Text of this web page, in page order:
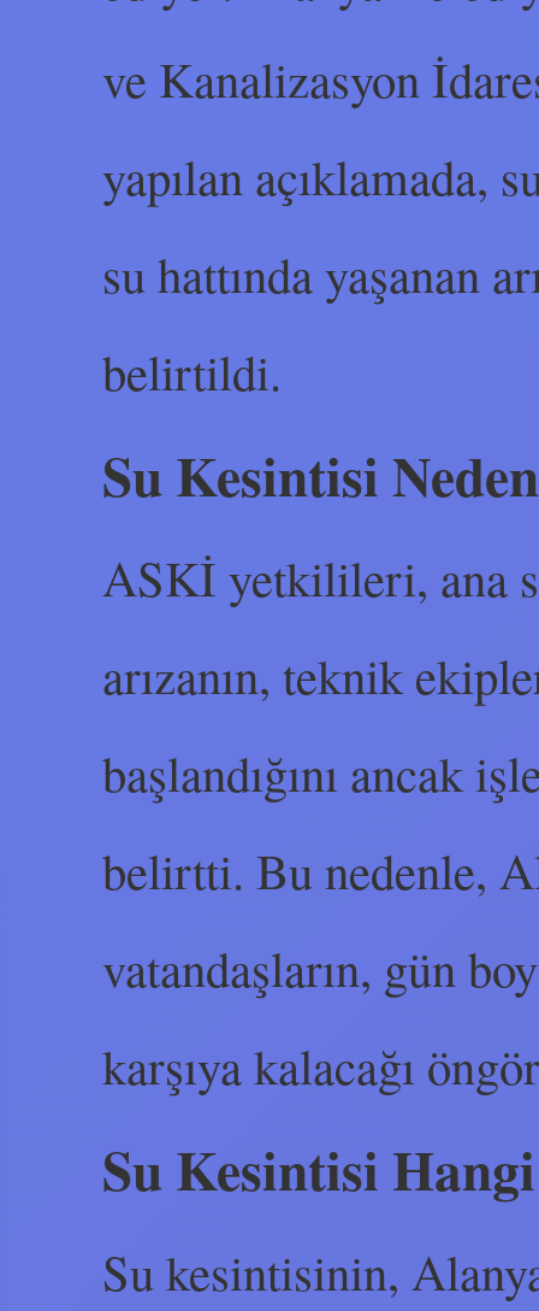
ve Kanalizasyon
yapılan açıklamada,
su hattında yaşanan
belirtildi.
Su Kesintisi
ASKİ yetkilileri, ana
arızanın, teknik
başlandığını ancak
belirtti. Bu nedenle,
vatandaşların, gün
karşıya kalacağı
Su Kesintisi
Su kesintisinin,